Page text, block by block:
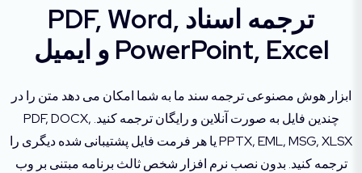
ترجمه اسناد PDF, Word,
PowerPoint, Excel و ایمیل
ابزار هوش مصنوعی ترجمه سند ما به شما امکان می دهد متن را در
چندین فایل به صورت آنلاین و رایگان ترجمه کنید. PDF, DOCX,
PPTX, EML, MSG, XLSX یا هر فرمت فایل پشتیبانی شده دیگری را
ترجمه کنید. بدون نصب نرم افزار شخص ثالث برنامه مبتنی بر وب